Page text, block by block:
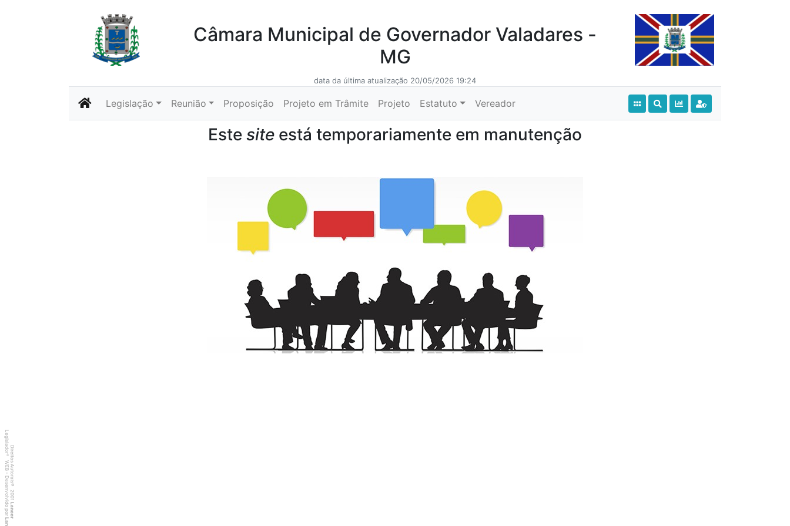
Câmara Municipal de Governador Valadares -
MG
data da última atualização 20/05/2026 19:24
Legislação Reunião Proposição Projeto em Trâmite Projeto Estatuto Vereador
Este site está temporariamente em manutenção
Direitos Autorais
©
2001
Lancer
Legislador
®
WEB - Desenvolvido por